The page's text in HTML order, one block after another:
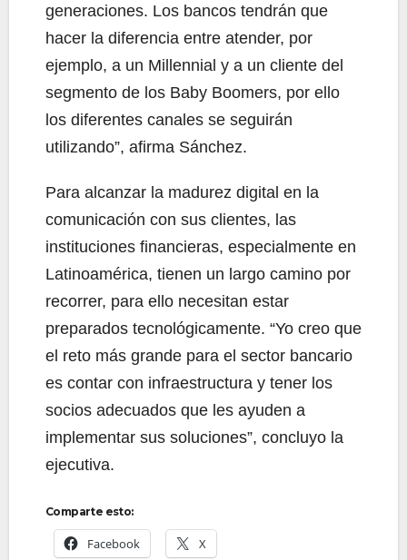
generaciones. Los bancos tendrán que
hacer la diferencia entre atender, por
ejemplo, a un Millennial y a un cliente del
segmento de los Baby Boomers, por ello
los diferentes canales se seguirán
utilizando”, afirma Sánchez.
Para alcanzar la madurez digital en la
comunicación con sus clientes, las
instituciones financieras, especialmente en
Latinoamérica, tienen un largo camino por
recorrer, para ello necesitan estar
preparados tecnológicamente. “Yo creo que
el reto más grande para el sector bancario
es contar con infraestructura y tener los
socios adecuados que les ayuden a
implementar sus soluciones”, concluyo la
ejecutiva.
Comparte esto:
Facebook X